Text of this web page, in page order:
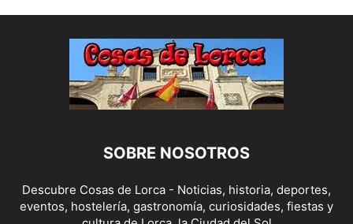
SOBRE NOSOTROS
Descubre Cosas de Lorca - Noticias, historia, deportes,
eventos, hostelería, gastronomía, curiosidades, fiestas y